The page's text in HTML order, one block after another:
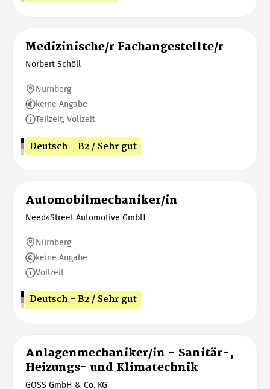
Medizinische/r Fachangestellte/r
Norbert Schöll
Nürnberg
keine Angabe
Teilzeit, Vollzeit
Deutsch - B2 / Sehr gut
Automobilmechaniker/in
Need4Street Automotive GmbH
Nürnberg
keine Angabe
Vollzeit
Deutsch - B2 / Sehr gut
Anlagenmechaniker/in - Sanitär-,
Heizungs- und Klimatechnik
GOSS GmbH & Co. KG